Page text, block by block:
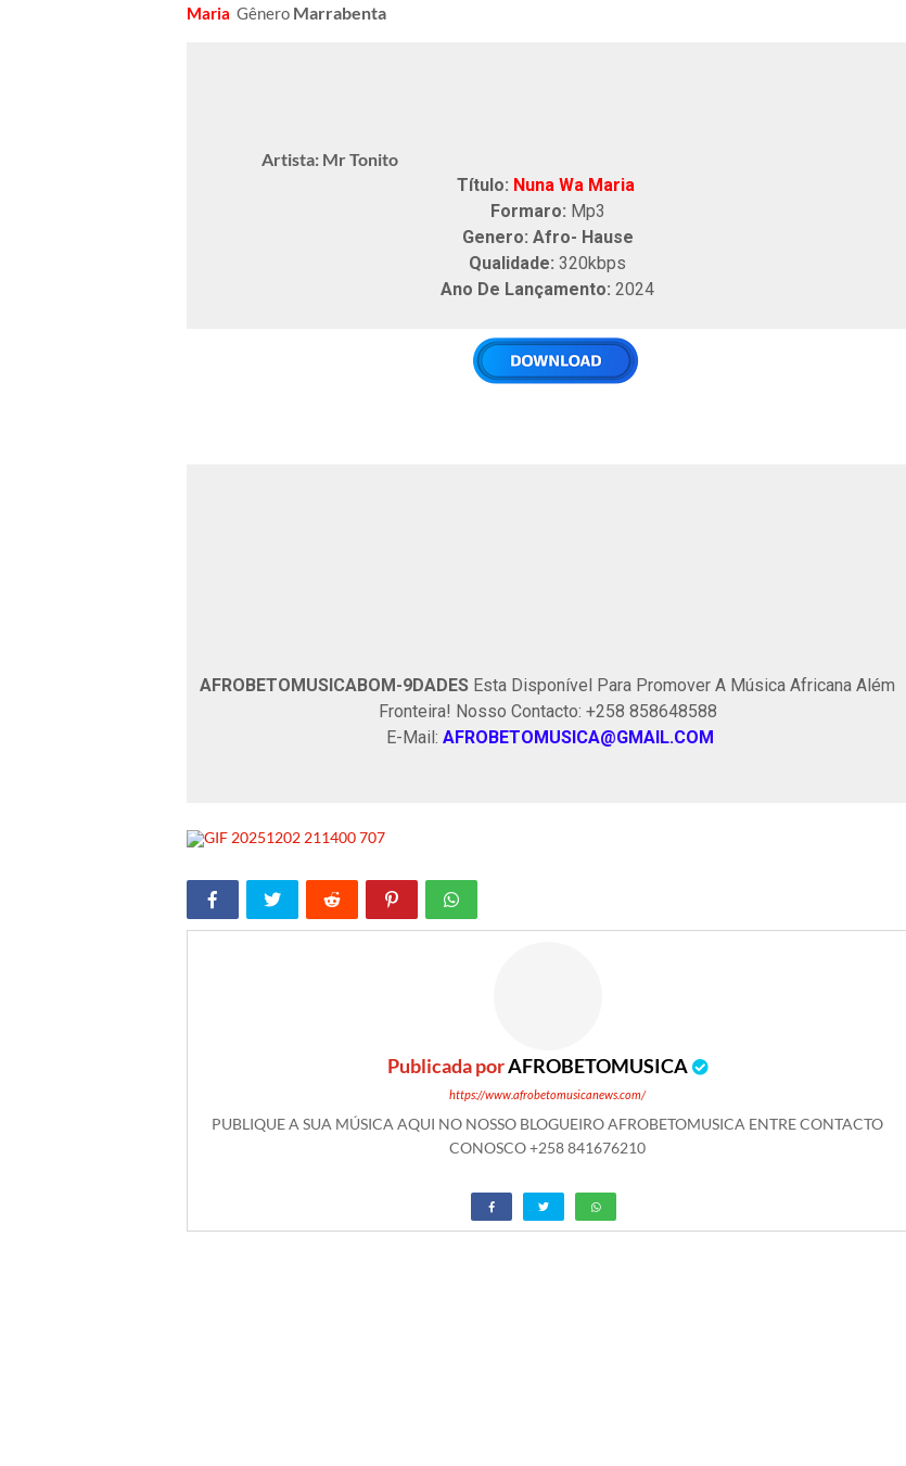
Maria Gênero Marrabenta
Artista: Mr Tonito
Título: Nuna Wa Maria
Formaro: Mp3
Genero: Afro- Hause
Qualidade: 320kbps
Ano De Lançamento: 2024
AFROBETOMUSICABOM-9DADES Esta Disponível Para Promover A Música Africana Além
Fronteira! Nosso Contacto: +258 858648588
E-Mail: AFROBETOMUSICA@GMAIL.COM
Publicada porAFROBETOMUSICA
https://www.afrobetomusicanews.com/
PUBLIQUE A SUA MÚSICA AQUI NO NOSSO BLOGUEIRO AFROBETOMUSICA ENTRE CONTACTO
CONOSCO +258 841676210